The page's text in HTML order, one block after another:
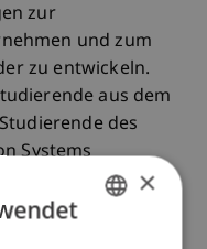
zur
und zum
zu entwickeln.
aus dem
des
Systems
Im Rahmen
Kooperation
Vorarlberg am
×